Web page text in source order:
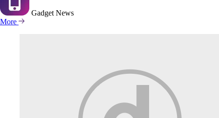
Gadget News
More